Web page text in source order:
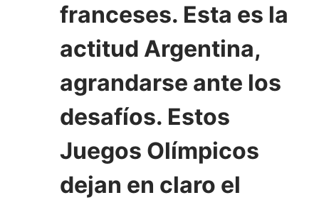
franceses. Esta es la
actitud Argentina,
agrandarse ante los
desafíos. Estos
Juegos Olímpicos
dejan en claro el